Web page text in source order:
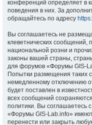
конференций определяет в
поведения в них. За
обращайтесь по адресу
Вы соглашаетесь не
клеветнических сообщений,
национальной розни и
законы вашей страны,
для форумов «Форумы GIS-
Попытки размещения таких
немедленному отключению
будет поставлен в
всех сообщений
политики. Вы соглашаетесь
«Форумы GIS-Lab.info»
перенести или закрыть